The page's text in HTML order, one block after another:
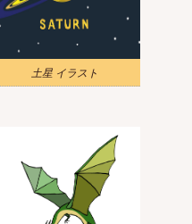
土星 イラスト